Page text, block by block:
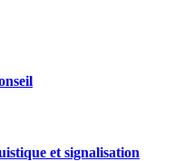
et signalisation